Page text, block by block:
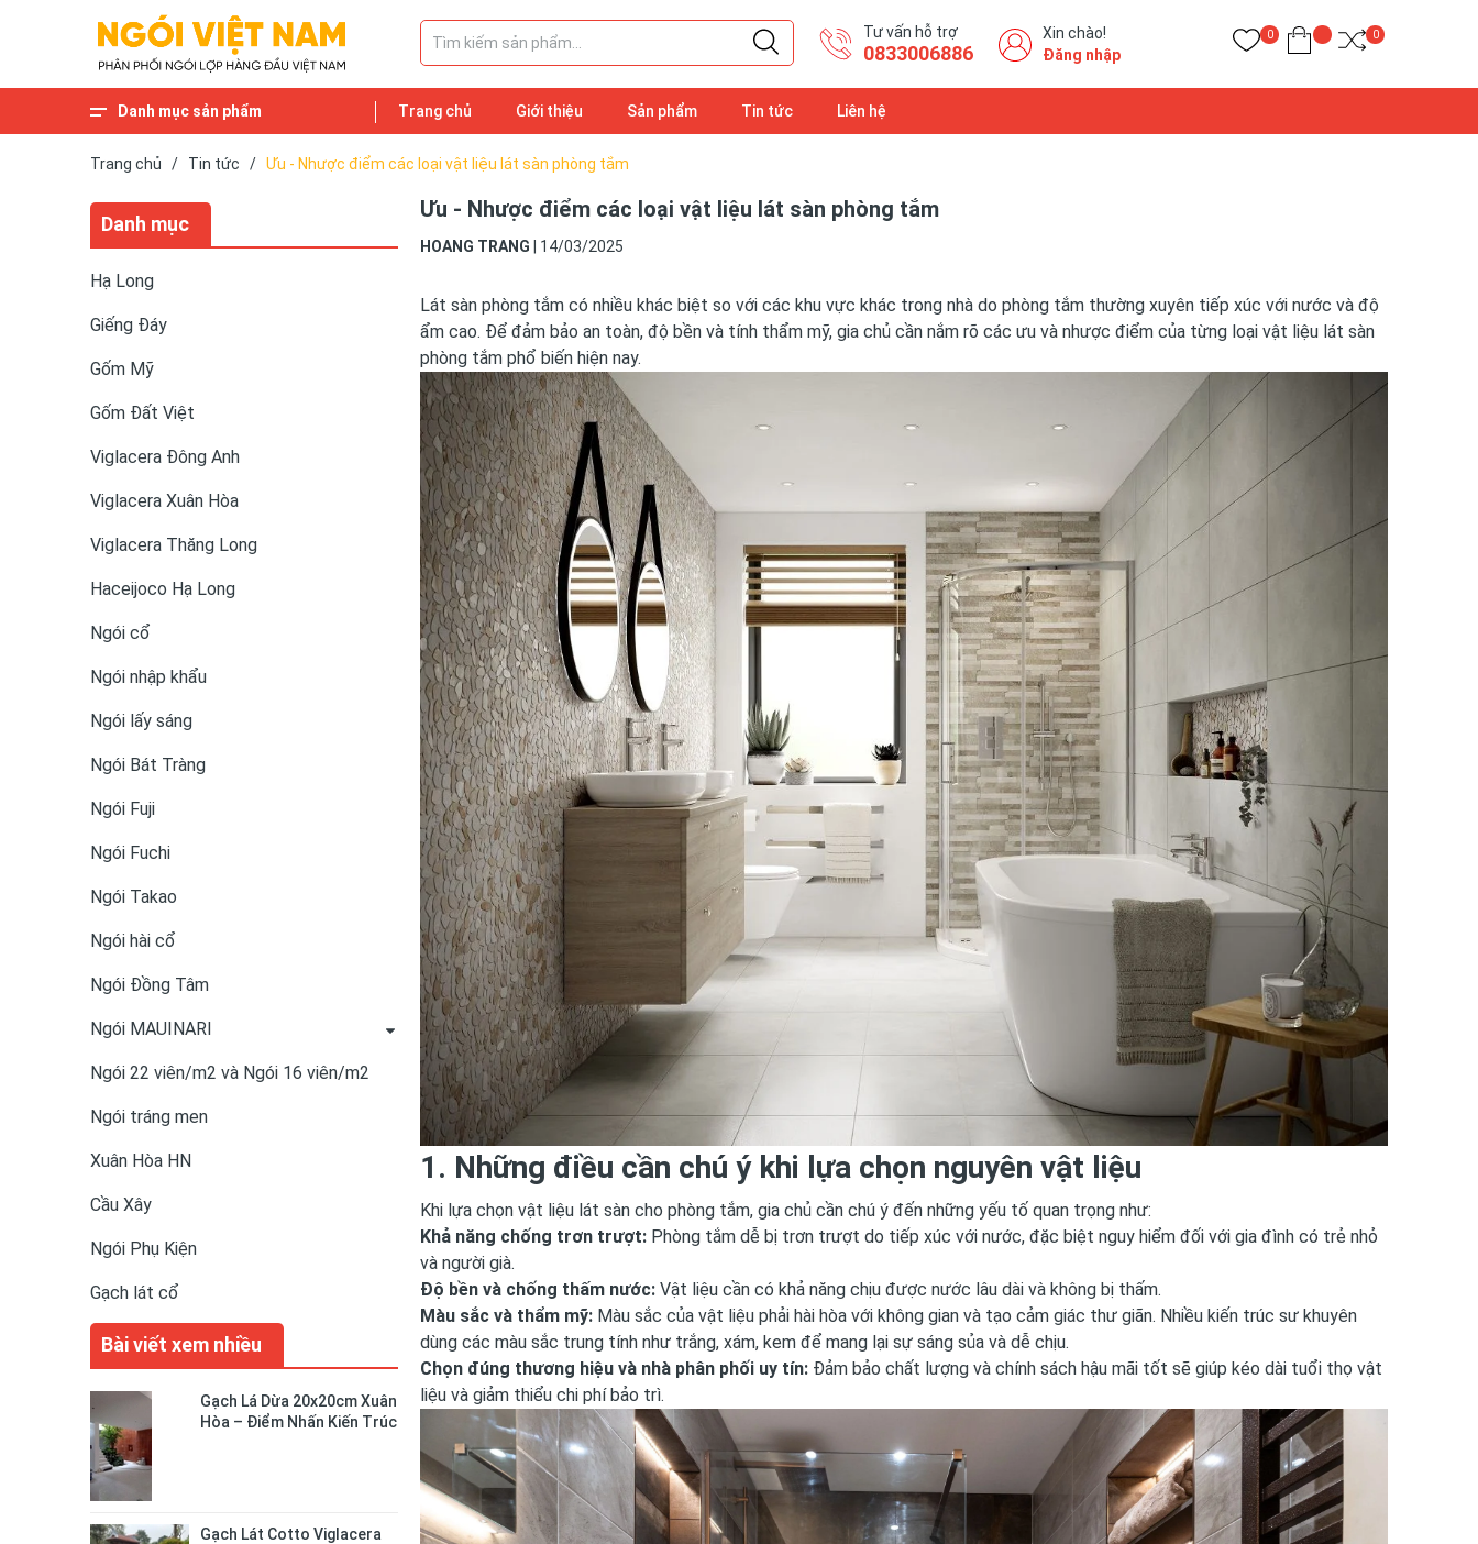
Tư vấn hỗ trợ
​0833006886
Xin chào!
Đăng nhập
0 0
Danh mục sản phẩm Trang chủ Giới thiệu Sản phẩm Tin tức Liên hệ
Trang chủ / Tin tức / Ưu - Nhược điểm các loại vật liệu lát sàn phòng tắm
Danh mục
Hạ Long
Giếng Đáy
Gốm Mỹ
Gốm Đất Việt
Viglacera Đông Anh
Viglacera Xuân Hòa
Viglacera Thăng Long
Haceijoco Hạ Long
Ngói cổ
Ngói nhập khẩu
Ngói lấy sáng
Ngói Bát Tràng
Ngói Fuji
Ngói Fuchi
Ngói Takao
Ngói hài cổ
Ngói Đồng Tâm
Ngói MAUINARI
Ngói 22 viên/m2 và Ngói 16 viên/m2
Ngói tráng men
Xuân Hòa HN
Cầu Xây
Ngói Phụ Kiện
Gạch lát cổ
Bài viết xem nhiều
Gạch Lá Dừa 20x20cm Xuân
Hòa – Điểm Nhấn Kiến Trúc
Gạch Lát Cotto Viglacera
Ưu - Nhược điểm các loại vật liệu lát sàn phòng tắm
HOANG TRANG 14/03/2025
Lát sàn phòng tắm có nhiều khác biệt so với các khu vực khác trong nhà do phòng tắm thường xuyên tiếp xúc với nước và độ
ẩm cao. Để đảm bảo an toàn, độ bền và tính thẩm mỹ, gia chủ cần nắm rõ các ưu và nhược điểm của từng loại vật liệu lát sàn
phòng tắm phổ biến hiện nay.
1. Những điều cần chú ý khi lựa chọn nguyên vật liệu
Khi lựa chọn vật liệu lát sàn cho phòng tắm, gia chủ cần chú ý đến những yếu tố quan trọng như:
Khả năng chống trơn trượt: Phòng tắm dễ bị trơn trượt do tiếp xúc với nước, đặc biệt nguy hiểm đối với gia đình có trẻ nhỏ
và người già.
Độ bền và chống thấm nước: Vật liệu cần có khả năng chịu được nước lâu dài và không bị thấm.
Màu sắc và thẩm mỹ: Màu sắc của vật liệu phải hài hòa với không gian và tạo cảm giác thư giãn. Nhiều kiến trúc sư khuyên
dùng các màu sắc trung tính như trắng, xám, kem để mang lại sự sáng sủa và dễ chịu.
Chọn đúng thương hiệu và nhà phân phối uy tín: Đảm bảo chất lượng và chính sách hậu mãi tốt sẽ giúp kéo dài tuổi thọ vật
liệu và giảm thiểu chi phí bảo trì.